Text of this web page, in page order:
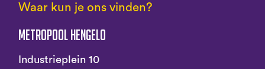
Waar kun je ons vinden?
Metropool Hengelo
Industrieplein 10